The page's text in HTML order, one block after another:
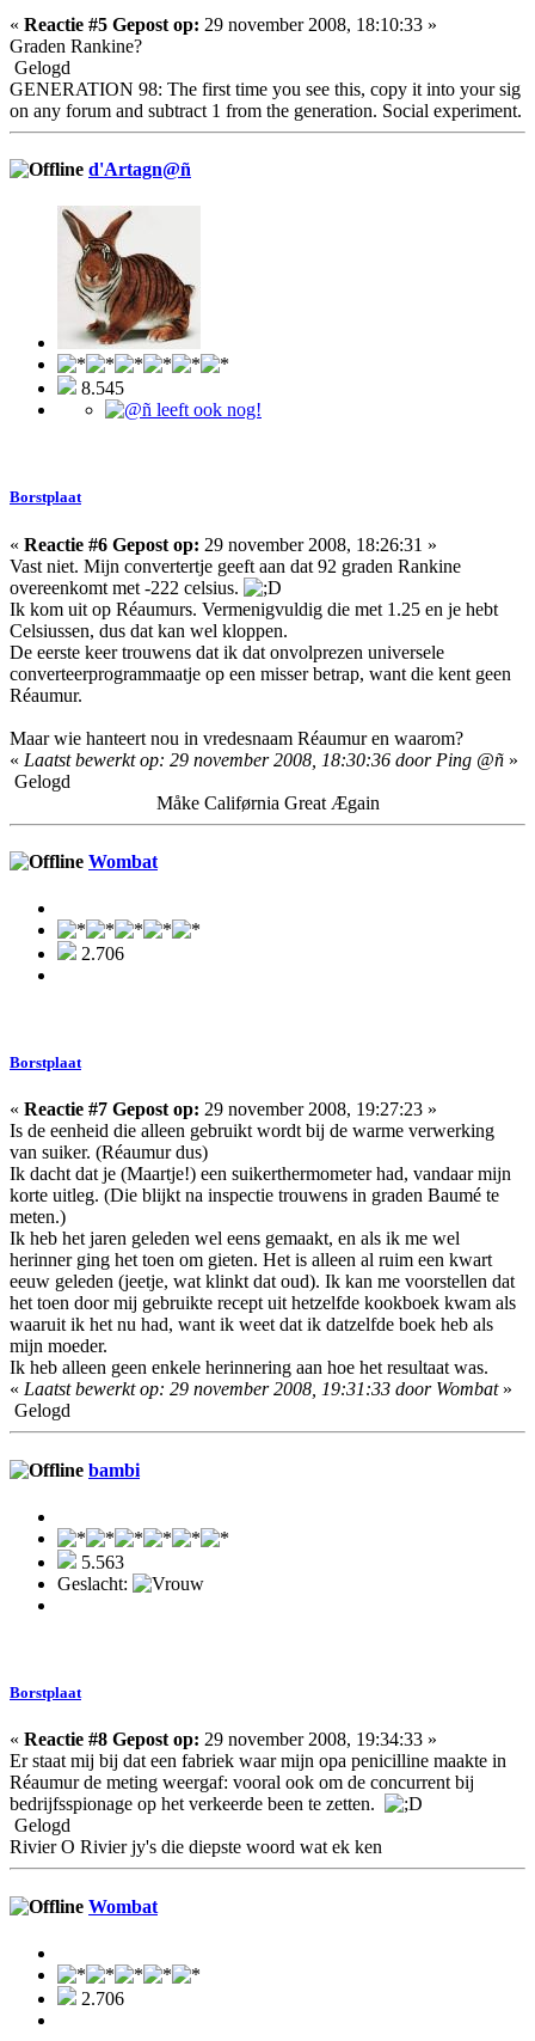
« Reactie #5 Gepost op: 29 november 2008, 18:10:33 »
Graden Rankine?
Gelogd
GENERATION 98: The first time you see this, copy it into your sig
on any forum and subtract 1 from the generation. Social experiment.
d'Artagn@ñ
8.545
Borstplaat
« Reactie #6 Gepost op: 29 november 2008, 18:26:31 »
Vast niet. Mijn convertertje geeft aan dat 92 graden Rankine
overeenkomt met -222 celsius.
Ik kom uit op Réaumurs. Vermenigvuldig die met 1.25 en je hebt
Celsiussen, dus dat kan wel kloppen.
De eerste keer trouwens dat ik dat onvolprezen universele
converteerprogrammaatje op een misser betrap, want die kent geen
Réaumur.
Maar wie hanteert nou in vredesnaam Réaumur en waarom?
« Laatst bewerkt op: 29 november 2008, 18:30:36 door Ping @ñ »
Gelogd
Måke Califørnia Great Ægain
Wombat
2.706
Borstplaat
« Reactie #7 Gepost op: 29 november 2008, 19:27:23 »
Is de eenheid die alleen gebruikt wordt bij de warme verwerking
van suiker. (Réaumur dus)
Ik dacht dat je (Maartje!) een suikerthermometer had, vandaar mijn
korte uitleg. (Die blijkt na inspectie trouwens in graden Baumé te
meten.)
Ik heb het jaren geleden wel eens gemaakt, en als ik me wel
herinner ging het toen om gieten. Het is alleen al ruim een kwart
eeuw geleden (jeetje, wat klinkt dat oud). Ik kan me voorstellen dat
het toen door mij gebruikte recept uit hetzelfde kookboek kwam als
waaruit ik het nu had, want ik weet dat ik datzelfde boek heb als
mijn moeder.
Ik heb alleen geen enkele herinnering aan hoe het resultaat was.
« Laatst bewerkt op: 29 november 2008, 19:31:33 door Wombat»
Gelogd
bambi
5.563
Geslacht:
Borstplaat
« Reactie #8 Gepost op: 29 november 2008, 19:34:33 »
Er staat mij bij dat een fabriek waar mijn opa penicilline maakte in
Réaumur de meting weergaf: vooral ook om de concurrent bij
bedrijfsspionage op het verkeerde been te zetten.
Gelogd
Rivier O Rivier jy's die diepste woord wat ek ken
Wombat
2.706